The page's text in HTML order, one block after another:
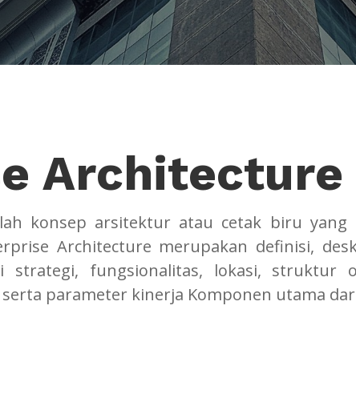
Architecture
konsep arsitektur atau cetak biru
Architecture merupakan definisi,
strategi, fungsionalitas, lokasi, struktur
parameter kinerja Komponen utama